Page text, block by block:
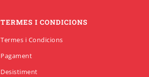
TERMES I CONDICIONS
Termes i Condicions
Pagament
Desistiment